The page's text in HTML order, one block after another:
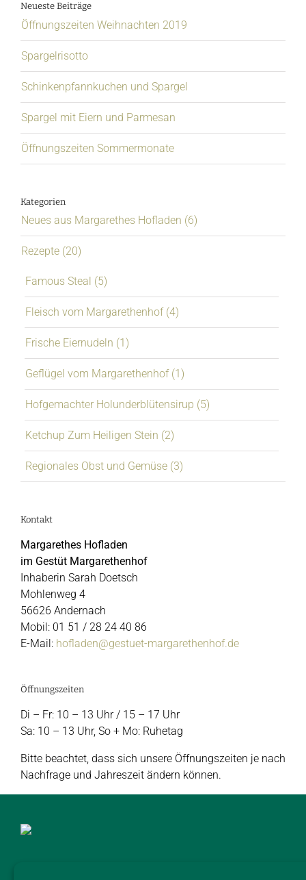
Neueste Beiträge
Öffnungszeiten Weihnachten 2019
Spargelrisotto
Schinkenpfannkuchen und Spargel
Spargel mit Eiern und Parmesan
Öffnungszeiten Sommermonate
Kategorien
Neues aus Margarethes Hofladen (6)
Rezepte (20)
Famous Steal (5)
Fleisch vom Margarethenhof (4)
Frische Eiernudeln (1)
Geflügel vom Margarethenhof (1)
Hofgemachter Holunderblütensirup (5)
Ketchup Zum Heiligen Stein (2)
Regionales Obst und Gemüse (3)
Kontakt
Margarethes Hofladen
im Gestüt Margarethenhof
Inhaberin Sarah Doetsch
Mohlenweg 4
56626 Andernach
Mobil: 01 51 / 28 24 40 86
E-Mail: hofladen@gestuet-margarethenhof.de
Öffnungszeiten
Di – Fr: 10 – 13 Uhr / 15 – 17 Uhr
Sa: 10 – 13 Uhr, So + Mo: Ruhetag
Bitte beachtet, dass sich unsere Öffnungszeiten je nach
Nachfrage und Jahreszeit ändern können.